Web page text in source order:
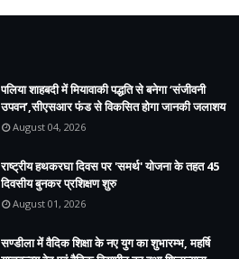
पलिया शाहबदी में मियावाकी पद्धति से बनेगा ‘संजीवनी
उपवन’,सीएसआर फंड से विकसित होगा जानकी जलाशय
August 04, 2026
राष्ट्रीय हथकरघा दिवस पर 'समर्थ' योजना के तहत 45
दिवसीय बुनकर प्रशिक्षण शुरु
August 01, 2026
सण्डीला में वैदिक शिक्षा के नए युग का शुभारम्भ, महर्षि